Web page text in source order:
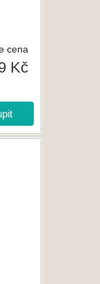
cena
Kč